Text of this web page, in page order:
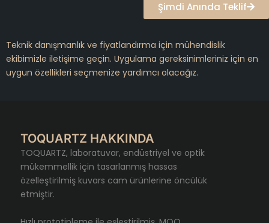
Şimdi Anında Teklif
Teknik danışmanlık ve fiyatlandırma için mühendislik
ekibimizle iletişime geçin. Uygulama gereksinimleriniz için en
uygun özellikleri seçmenize yardımcı olacağız.
TOQUARTZ HAKKINDA
TOQUARTZ, laboratuvar, endüstriyel ve optik
mükemmellik için tasarlanmış hassas
özelleştirilmiş kuvars cam ürünlerine öncülük
etmiştir.